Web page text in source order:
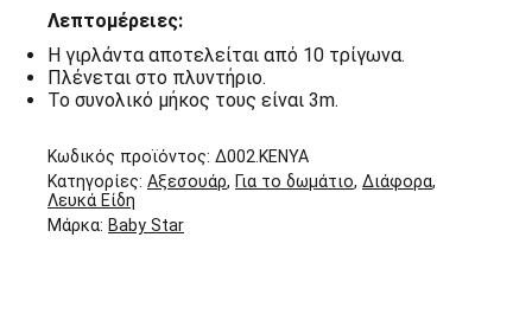
Λεπτομέρειες:
Η γιρλάντα αποτελείται από 10 τρίγωνα.
Πλένεται στο πλυντήριο.
Το συνολικό μήκος τους είναι 3m.
Κωδικός προϊόντος: Δ002.KENYA
Κατηγορίες: Αξεσουάρ, Για το δωμάτιο, Διάφορα,
Λευκά Είδη
Μάρκα: Baby Star